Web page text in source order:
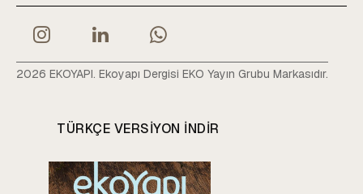
2026 EKOYAPI. Ekoyapı Dergisi EKO Yayın Grubu Markasıdır.
TÜRKÇE VERSIYON INDIR